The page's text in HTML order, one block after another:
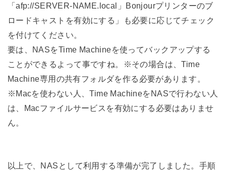
「afp://SERVER-NAME.local」Bonjourプリンターのブ
ロードキャストを有効にする」も必要に応じてチェック
を付けてください。
要は、NASをTime Machineを使ってバックアップする
ことができるよって事ですね。※その場合は、Time
Machine専用の共有フォルダを作る必要があります。
※Macを使わない人、Time MachineをNASで行わない人
は、Macファイルサービスを有効にする必要はありませ
ん。
以上で、NASとして利用する準備が完了しました。手順